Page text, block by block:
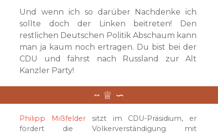
Und wenn ich so darüber Nachdenke ich
sollte doch der Linken beitreten! Den
restlichen Deutschen Politik Abschaum kann
man ja kaum noch ertragen. Du bist bei der
CDU und fährst nach Russland zur Alt
Kanzler Party!
Philipp Mißfeldersitzt im CDU-Präsidium, er
fördert die Völkerverständigung mit